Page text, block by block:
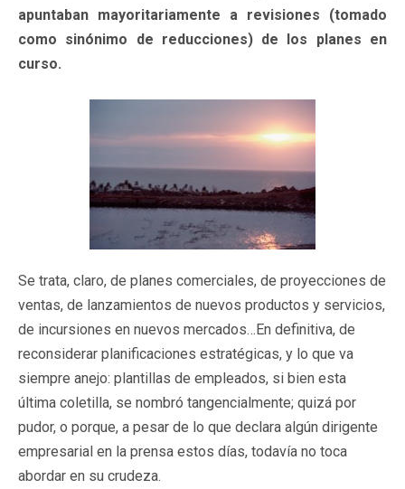
apuntaban mayoritariamente a revisiones (tomado
como sinónimo de reducciones) de los planes en
curso.
Se trata, claro, de planes comerciales, de proyecciones de
ventas, de lanzamientos de nuevos productos y servicios,
de incursiones en nuevos mercados…En definitiva, de
reconsiderar planificaciones estratégicas, y lo que va
siempre anejo: plantillas de empleados, si bien esta
última coletilla, se nombró tangencialmente; quizá por
pudor, o porque, a pesar de lo que declara algún dirigente
empresarial en la prensa estos días, todavía no toca
abordar en su crudeza.